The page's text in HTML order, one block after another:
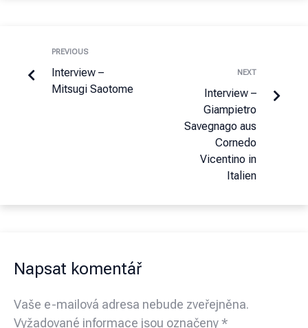
PREVIOUS
Interview –
Mitsugi Saotome
NEXT
Interview –
Giampietro
Savegnago aus
Cornedo
Vicentino in
Italien
Napsat komentář
Vaše e-mailová adresa nebude zveřejněna.
Vyžadované informace jsou označeny*